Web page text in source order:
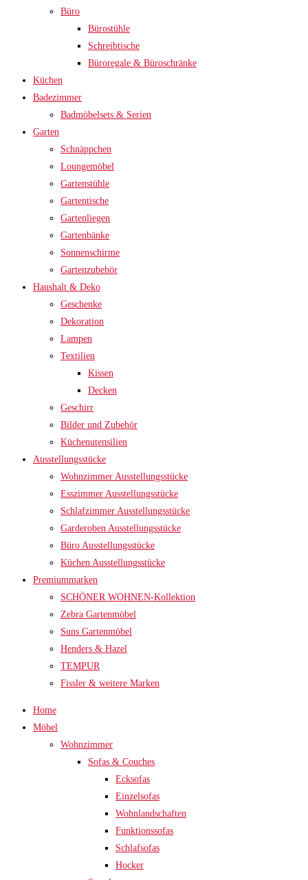
Büro
Bürostühle
Schreibtische
Büroregale & Büroschränke
Küchen
Badezimmer
Badmöbelsets & Serien
Garten
Schnäppchen
Loungemöbel
Gartenstühle
Gartentische
Gartenliegen
Gartenbänke
Sonnenschirme
Gartenzubehör
Haushalt & Deko
Geschenke
Dekoration
Lampen
Textilien
Kissen
Decken
Geschirr
Bilder und Zubehör
Küchenutensilien
Ausstellungsstücke
Wohnzimmer Ausstellungsstücke
Esszimmer Ausstellungsstücke
Schlafzimmer Ausstellungsstücke
Garderoben Ausstellungsstücke
Büro Ausstellungsstücke
Küchen Ausstellungsstücke
Premiummarken
SCHÖNER WOHNEN-Kollektion
Zebra Gartenmöbel
Suns Gartenmöbel
Henders & Hazel
TEMPUR
Fissler & weitere Marken
Home
Möbel
Wohnzimmer
Sofas & Couches
Ecksofas
Einzelsofas
Wohnlandschaften
Funktionssofas
Schlafsofas
Hocker